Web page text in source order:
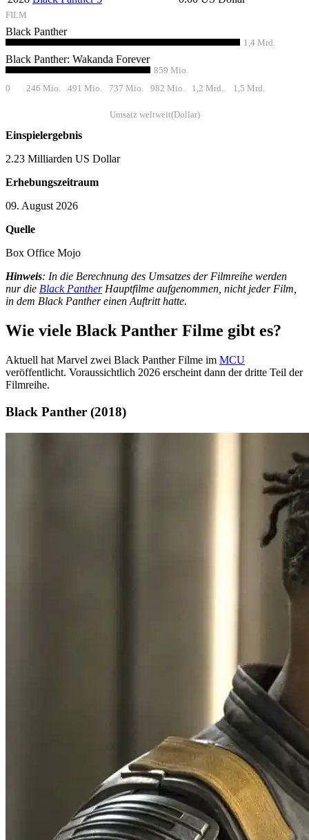
FILM
Umsatz weltweit(Dollar)
0 246 Mio. 491 Mio. 737 Mio. 982 Mio. 1,2 Mrd. 1,5 Mrd.
1,4 Mrd.
859 Mio.
Black Panther
Black Panther: Wakanda Forever
Einspielergebnis
2.23 Milliarden US Dollar
Erhebungszeitraum
09. August 2026
Quelle
Box Office Mojo
Hinweis: In die Berechnung des Umsatzes der Filmreihe werden
nur die Black PantherHauptfilme aufgenommen, nicht jeder Film,
in dem Black Panther einen Auftritt hatte.
Wie viele Black Panther Filme gibt es?
Aktuell hat Marvel zwei Black Panther Filme im MCU
veröffentlicht. Voraussichtlich 2026 erscheint dann der dritte Teil der
Filmreihe.
Black Panther (2018)